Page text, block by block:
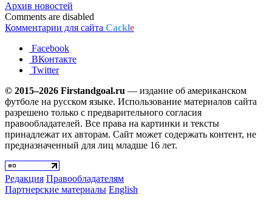
Архив новостей
Comments are disabled
Комментарии для сайта Cackle
Facebook
ВКонтакте
Twitter
© 2015–2026 Firstandgoal.ru — издание об американском
футболе на русском языке. Использование материалов cайта
разрешено только с предварительного согласия
правообладателей. Все права на картинки и тексты
принадлежат их авторам. Сайт может содержать контент, не
предназначенный для лиц младше 16 лет.
Редакция Правообладателям
Партнерские материалы English